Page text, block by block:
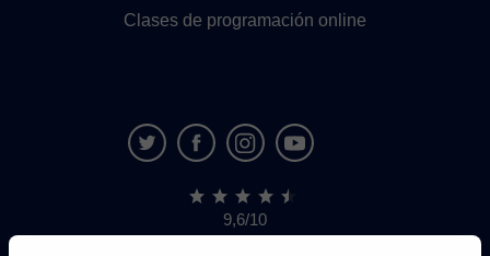
Clases de programación online
9,6/10
1.339.284